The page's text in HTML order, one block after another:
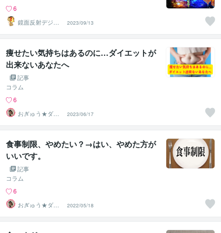
6
鏡面反射デジタ
ルアート製作所
（鈴木穣）
2023/09/13
痩せたい気持ちはあるのに…ダイエットが
出来ないあなたへ
記事
コラム
6
おぎゅう★ダイ
エットの専門家
2023/06/17
食事制限、やめたい？→はい、やめた方が
いいです。
記事
コラム
6
おぎゅう★ダイ
エットの専門家
2022/05/18